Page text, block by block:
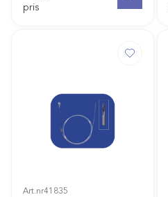
pris
Art.nr41835